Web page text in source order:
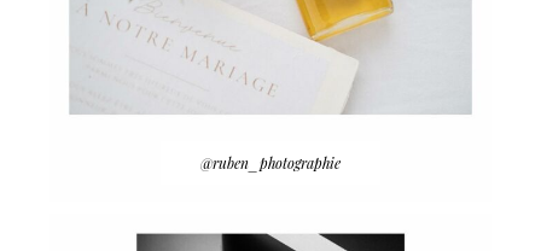
@ruben_photographie